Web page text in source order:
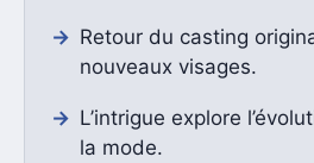
Retour du casting
nouveaux visages.
L’intrigue explore
la mode.